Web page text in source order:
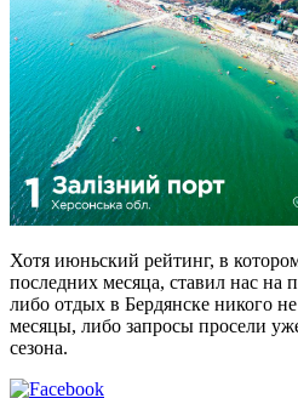
Хотя июньский рейтинг, в
последних месяца, ставил нас на
либо отдых в Бердянске никого
месяцы, либо запросы просели
сезона.